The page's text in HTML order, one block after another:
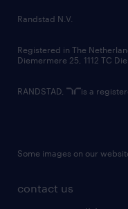
country websites
contact us
Randstad N.V.
Registered in The
Diemermere 25, 1112 TC
RANDSTAD, is a
Some images on our